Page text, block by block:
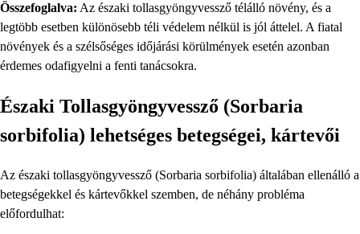
Összefoglalva: Az északi tollasgyöngyvessző télálló növény, és a
legtöbb esetben különösebb téli védelem nélkül is jól áttelel. A fiatal
növények és a szélsőséges időjárási körülmények esetén azonban
érdemes odafigyelni a fenti tanácsokra.
Északi Tollasgyöngyvessző (Sorbaria
sorbifolia) lehetséges betegségei, kártevői
Az északi tollasgyöngyvessző (Sorbaria sorbifolia) általában ellenálló a
betegségekkel és kártevőkkel szemben, de néhány probléma
előfordulhat: